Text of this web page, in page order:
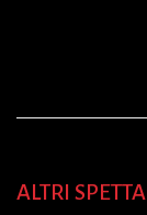
ALTRI